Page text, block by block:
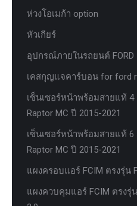
ห่วงโอเมก้า option
หัวเกียร์
อุปกรณ์ภายในรถยนต์ FORD
เคสกุญแจคาร์บอน for ford
เซ็นเซอร์หน้าพร้อมสายแท้ 4
Raptor MC ปี 2015-2021
เซ็นเซอร์หน้าพร้อมสายแท้ 6
Raptor MC ปี 2015-2021
แผงครอบแอร์ FCIM ตรงรุ่น
แผงควบคุมแอร์ FCIM ตรงรุ่น